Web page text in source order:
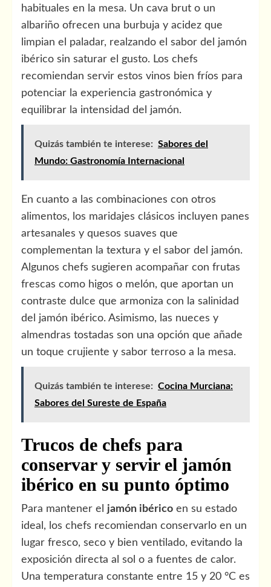
habituales en la mesa. Un cava brut o un
albariño ofrecen una burbuja y acidez que
limpian el paladar, realzando el sabor del jamón
ibérico sin saturar el gusto. Los chefs
recomiendan servir estos vinos bien fríos para
potenciar la experiencia gastronómica y
equilibrar la intensidad del jamón.
Quizás también te interese: Sabores del
Mundo: Gastronomía Internacional
En cuanto a las combinaciones con otros
alimentos, los maridajes clásicos incluyen panes
artesanales y quesos suaves que
complementan la textura y el sabor del jamón.
Algunos chefs sugieren acompañar con frutas
frescas como higos o melón, que aportan un
contraste dulce que armoniza con la salinidad
del jamón ibérico. Asimismo, las nueces y
almendras tostadas son una opción que añade
un toque crujiente y sabor terroso a la mesa.
Quizás también te interese: Cocina Murciana:
Sabores del Sureste de España
Trucos de chefs para
conservar y servir el jamón
ibérico en su punto óptimo
Para mantener el jamón ibérico en su estado
ideal, los chefs recomiendan conservarlo en un
lugar fresco, seco y bien ventilado, evitando la
exposición directa al sol o a fuentes de calor.
Una temperatura constante entre 15 y 20 °C es